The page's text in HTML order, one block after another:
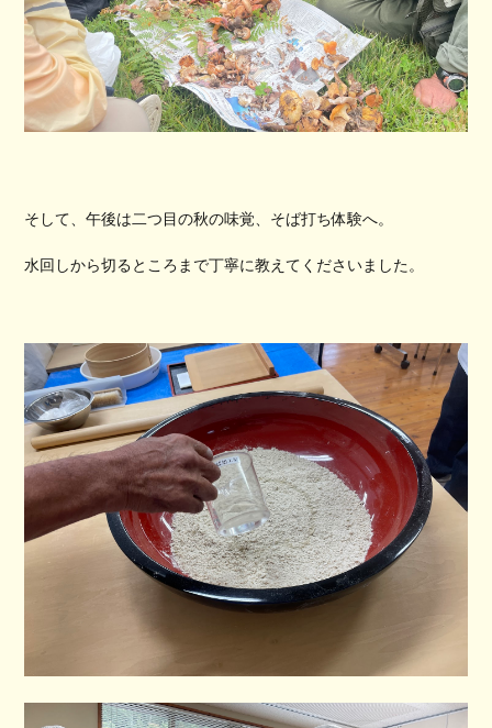
そして、午後は二つ目の秋の味覚、そば打ち体験へ。
水回しから切るところまで丁寧に教えてくださいました。